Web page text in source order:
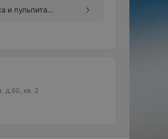
и пульпита
д.60, кв. 2